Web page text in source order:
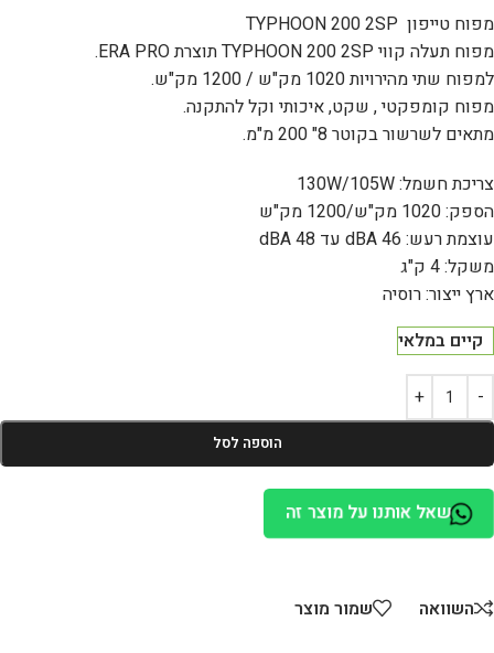
מפוח טייפון TYPHOON 200 2SP
מפוח תעלה קווי TYPHOON 200 2SP תוצרת ERA PRO.
למפוח שתי מהירויות 1020 מק"ש / 1200 מק"ש.
מפוח קומפקטי , שקט, איכותי וקל להתקנה.
מתאים לשרשור בקוטר 8" 200 מ"מ.
צריכת חשמל: 130W/105W
הספק: 1020 מק"ש/1200 מק"ש
עוצמת רעש: 46 dBA עד 48 dBA
משקל: 4 ק"ג
ארץ ייצור: רוסיה
קיים במלאי
הוספה לסל
שאל אותנו על מוצר זה
השוואה שמור מוצר